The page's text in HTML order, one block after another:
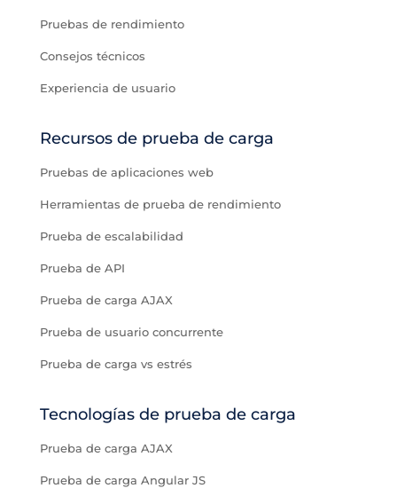
Pruebas de rendimiento
Consejos técnicos
Experiencia de usuario
Recursos de prueba de carga
Pruebas de aplicaciones web
Herramientas de prueba de rendimiento
Prueba de escalabilidad
Prueba de API
Prueba de carga AJAX
Prueba de usuario concurrente
Prueba de carga vs estrés
Tecnologías de prueba de carga
Prueba de carga AJAX
Prueba de carga Angular JS